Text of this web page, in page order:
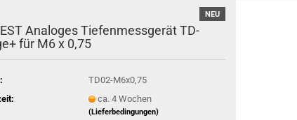
NEU
Analoges Tiefenmessgerät TD-
für M6 x 0,75
TD02-M6x0,75
ca. 4 Wochen
(Lieferbedingungen)